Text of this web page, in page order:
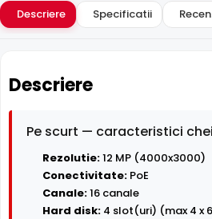
Descriere Specificatii
Descriere
Pe scurt — caracteristici
Rezolutie:12 MP (4000x3000)
Conectivitate: PoE
Canale:16 canale
Hard disk: 4 slot(uri) (max 4 x